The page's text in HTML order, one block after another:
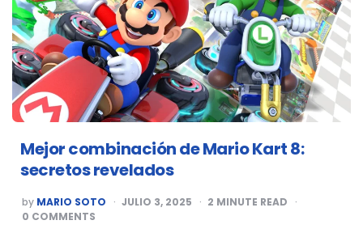
Mejor combinación de Mario Kart 8:
secretos revelados
POSTED
BY
by MARIO SOTO JULIO 3, 2025 2 MINUTE READ
0 COMMENTS